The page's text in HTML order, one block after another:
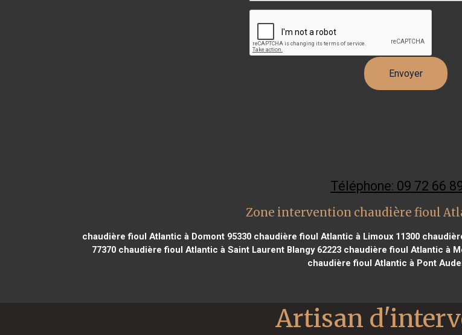
Téléphone: 09 72 66
Zone intervention chaudière fioul
chaudière fioul Atlantic à Domont 95330chaudière fioul Atlantic à Limoux 11300
77370chaudière fioul Atlantic à Saint Laurent Blangy 62223chaudière fioul Atlantic à
chaudière fioul Atlantic à Pont
Artisan